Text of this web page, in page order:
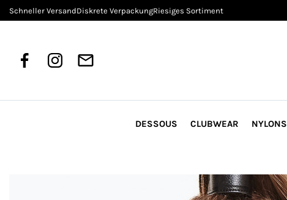
Schneller VersandDiskrete VerpackungRiesiges Sortiment
DESSOUS CLUBWEAR NYLONS